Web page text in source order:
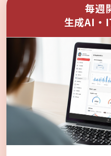
毎週
生成AI・